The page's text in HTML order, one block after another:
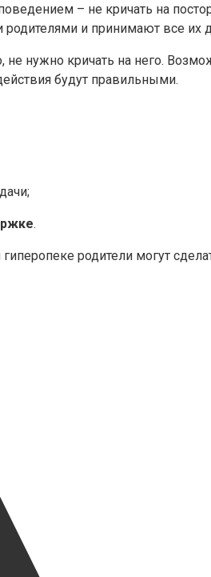
– не кричать на
и принимают все их
нужно кричать на него.
будут правильными.
.
гиперопеке родители могут